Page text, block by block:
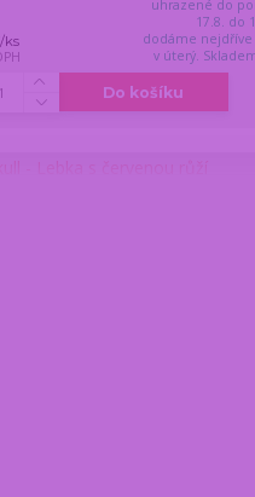
/ks
uhrazené do
17.8. do
dodáme nejdříve
v úterý.
Do košíku